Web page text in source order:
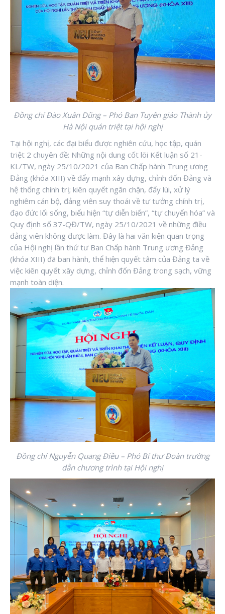
Đồng chí Đào Xuân Dũng – Phó Ban Tuyên giáo Thành ủy
Hà Nội quán triệt tại hội nghị
Tại hội nghị, các đại biểu được nghiên cứu, học tập, quán
triệt 2 chuyên đề: Những nội dung cốt lõi Kết luận số 21-
KL/TW, ngày 25/10/2021 của Ban Chấp hành Trung ương
Đảng (khóa XIII) về đẩy mạnh xây dựng, chỉnh đốn Đảng và
hệ thống chính trị; kiên quyết ngăn chặn, đẩy lùi, xử lý
nghiêm cán bộ, đảng viên suy thoái về tư tưởng chính trị,
đạo đức lối sống, biểu hiện “tự diễn biến”, “tự chuyển hóa” và
Quy định số 37-QĐ/TW, ngày 25/10/2021 về những điều
đảng viên không được làm. Đây là hai văn kiện quan trọng
của Hội nghị lần thứ tư Ban Chấp hành Trung ương Đảng
(khóa XIII) đã ban hành, thể hiện quyết tâm của Đảng ta về
việc kiên quyết xây dựng, chỉnh đốn Đảng trong sạch, vững
mạnh toàn diện.
Đồng chí Nguyễn Quang Điều – Phó Bí thư Đoàn trường
dẫn chương trình tại Hội nghị